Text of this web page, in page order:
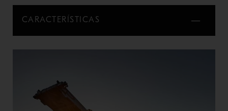
CARACTERÍSTICAS